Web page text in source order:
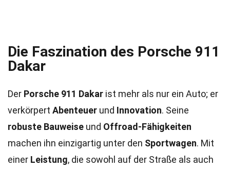
Die Faszination des Porsche 911
Dakar
Der Porsche 911 Dakar ist mehr als nur ein Auto; er
verkörpert Abenteuer und Innovation. Seine
robuste Bauweise und Offroad-Fähigkeiten
machen ihn einzigartig unter den Sportwagen. Mit
einer Leistung, die sowohl auf der Straße als auch